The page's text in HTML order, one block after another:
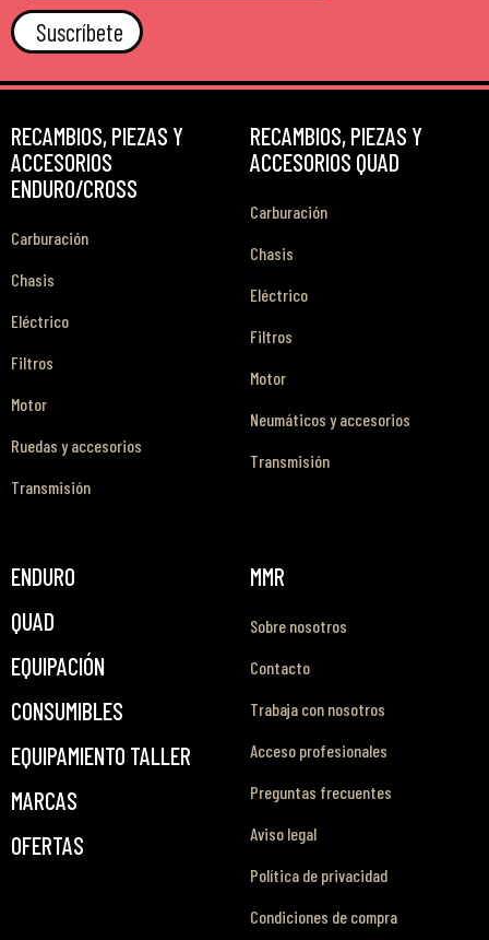
Suscríbete
RECAMBIOS, PIEZAS Y
ACCESORIOS
ENDURO/CROSS
Carburación
Chasis
Eléctrico
Filtros
Motor
Ruedas y accesorios
Transmisión
RECAMBIOS, PIEZAS Y
ACCESORIOS QUAD
Carburación
Chasis
Eléctrico
Filtros
Motor
Neumáticos y accesorios
Transmisión
ENDURO
QUAD
EQUIPACIÓN
CONSUMIBLES
EQUIPAMIENTO TALLER
MARCAS
OFERTAS
MMR
Sobre nosotros
Contacto
Trabaja con nosotros
Acceso profesionales
Preguntas frecuentes
Aviso legal
Política de privacidad
Condiciones de compra